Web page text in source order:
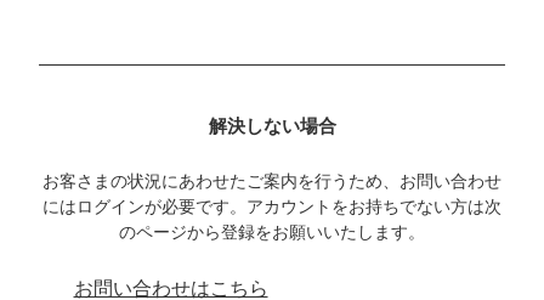
解決しない場合
お客さまの状況にあわせたご案内を行うため、お問い合わせ
にはログインが必要です。アカウントをお持ちでない方は次
のページから登録をお願いいたします。
お問い合わせはこちら